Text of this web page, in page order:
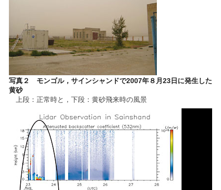
写真２ モンゴル，サインシャンドで2007年８月23日に発生した
黄砂
上段：正常時と，下段：黄砂飛来時の風景